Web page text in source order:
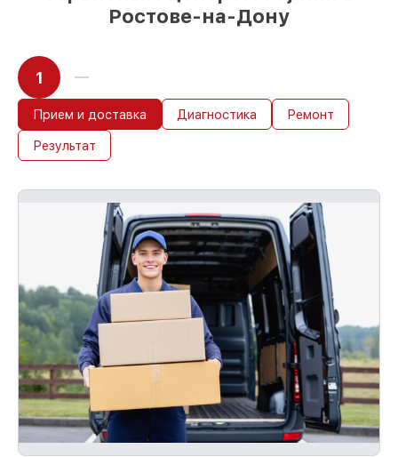
Ростове-на-Дону
1
Прием и доставка Диагностика Ремонт
Результат